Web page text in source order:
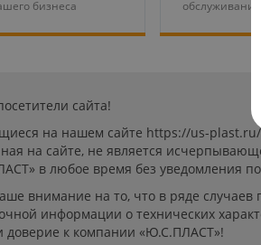
бизнеса
сайта!
на нашем сайте https://us-
на сайте, не является
в любое время без уведомления
внимание на то, что в ряде случаев
информации о технических
доверие к компании «Ю.С.ПЛАСТ»!